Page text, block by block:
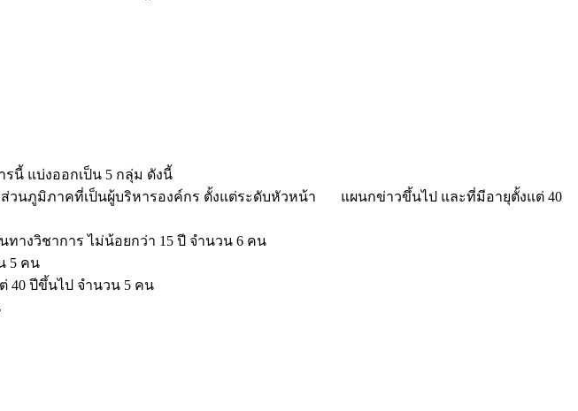
นี้ แบ่งออกเป็น 5 กลุ่ม ดังนี้
ส่วนภูมิภาคที่เป็นผู้บริหารองค์กร ตั้งแต่ระดับหัวหน้า แผนกข่าวขึ้นไป และที่มีอายุตั้งแต่ 40
างวิชาการ ไม่น้อยกว่า 15 ปี จำนวน 6 คน
5 คน
40 ปีขึ้นไป จำนวน 5 คน